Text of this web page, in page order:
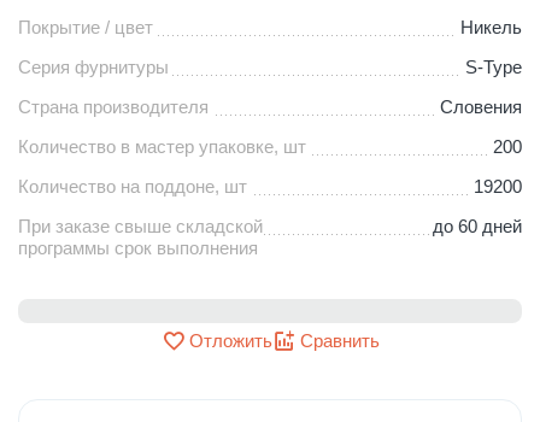
Покрытие / цвет
Никель
Серия фурнитуры
S-Type
Страна производителя
Словения
Количество в мастер упаковке, шт
200
Количество на поддоне, шт
19200
При заказе свыше складской
программы срок выполнения
до 60 дней
Отложить Сравнить